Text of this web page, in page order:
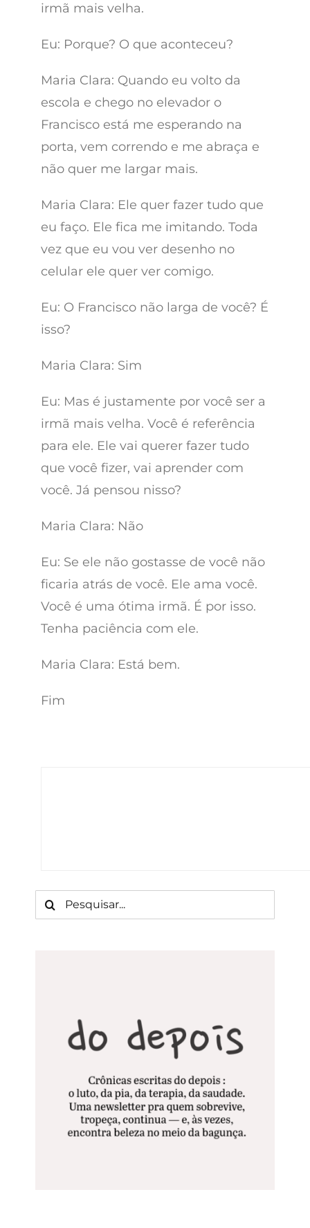
irmã mais velha.
Eu: Porque? O que aconteceu?
Maria Clara: Quando eu volto da
escola e chego no elevador o
Francisco está me esperando na
porta, vem correndo e me abraça e
não quer me largar mais.
Maria Clara: Ele quer fazer tudo que
eu faço. Ele fica me imitando. Toda
vez que eu vou ver desenho no
celular ele quer ver comigo.
Eu: O Francisco não larga de você? É
isso?
Maria Clara: Sim
Eu: Mas é justamente por você ser a
irmã mais velha. Você é referência
para ele. Ele vai querer fazer tudo
que você fizer, vai aprender com
você. Já pensou nisso?
Maria Clara: Não
Eu: Se ele não gostasse de você não
ficaria atrás de você. Ele ama você.
Você é uma ótima irmã. É por isso.
Tenha paciência com ele.
Maria Clara: Está bem.
Fim
Buscar
resultados